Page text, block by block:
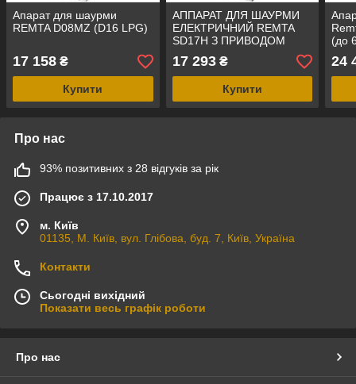
Апарат для шаурми
REMTA D08MZ (D16 LPG)
17 158 ₴
Купити
АППАРАТ ДЛЯ ШАУРМИ
ЕЛЕКТРИЧНИЙ REMTA
SD17H З ПРИВОДОМ
17 293₴
Купити
(до
24
Про нас
93% позитивних з 28 відгуків за рік
Працює з 17.10.2017
м. Київ
01135, М. Київ, вул. Глібова, буд. 7, Київ, Україна
Контакти
Сьогодні вихідний
Показати весь графік роботи
Про нас